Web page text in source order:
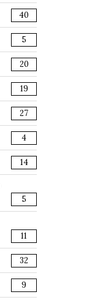
40
5
20
19
27
4
14
5
11
32
9